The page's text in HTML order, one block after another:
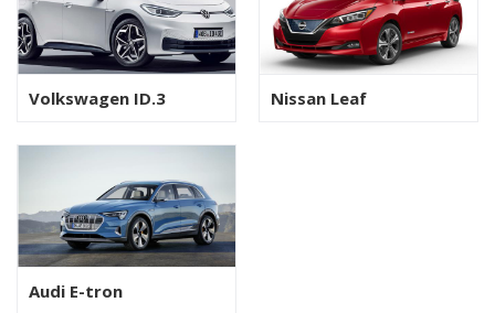
Volkswagen ID.3 Nissan Leaf
Audi E-tron